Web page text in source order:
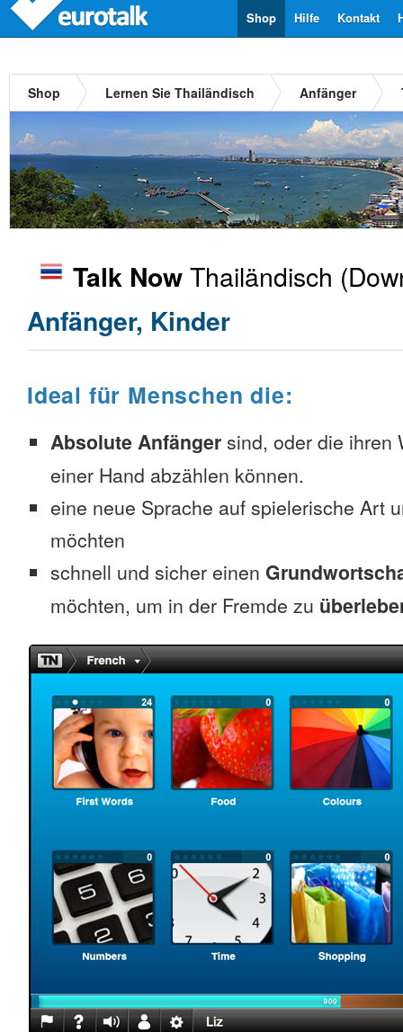
Kontakt
Hilfe
Shop
Shop Lernen Sie Thailändisch Anfänger
Talk NowThailändisch
Anfänger, Kinder
Ideal für Menschen die:
Absolute Anfänger sind, oder die ihren
einer Hand abzählen können.
eine neue Sprache auf spielerische Art
möchten
schnell und sicher einen
möchten, um in der Fremde zu